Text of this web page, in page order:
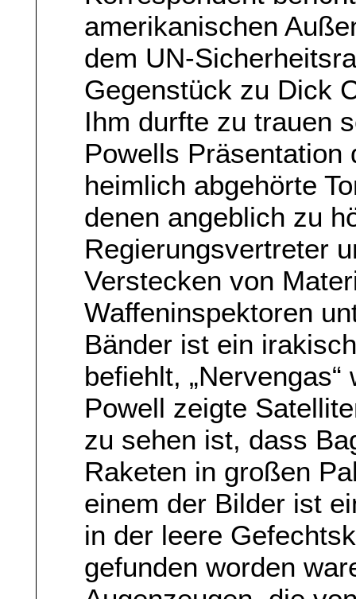
amerikanischen
dem UN-
Gegenstück zu Dick
Ihm durfte zu trauen
Powells Präsentation
heimlich abgehörte
denen angeblich zu
Regierungsvertreter
Verstecken von
Waffeninspektoren
Bänder ist ein
befiehlt,
Powell zeigte
zu sehen ist, dass
Raketen in großen
einem der Bilder ist
in der leere
gefunden worden